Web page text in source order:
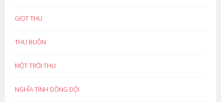
GIỌT THU
THU BUỒN
MỘT TRỜI THU
NGHĨA TÌNH ĐỒNG ĐỘI